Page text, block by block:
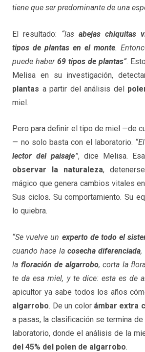
tiene que ser predominante de una
El resultado: “las abejas chiquitas
tipos de plantas en el monte.
puede haber69 tipos de plantas”.
Melisa en su investigación,
plantas a partir del análisis del
miel.
Pero para definir el tipo de miel —de
— no solo basta con el laboratorio. “El
lector del paisaje”, dice Melisa.
observar la naturaleza,
mágico que genera cambios vitales
Sus ciclos. Su comportamiento. Su
lo quiebra.
“Se vuelve un experto de todo el
cuando hace lacosecha diferenciada,
la floración de algarrobo, corta la
te da esa miel, y te dice: esta es de
apicultor ya sabe todos los años
algarrobo. De un color ámbar extra
a pasas, la clasificación se termina
laboratorio, donde el análisis de la
del 45% del polen de algarrobo.